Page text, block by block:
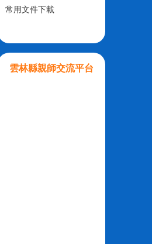
常用文件下載
雲林縣親師交流平台